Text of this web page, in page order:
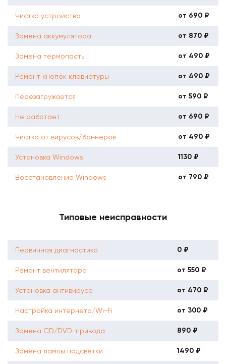
Чистка устройства от 690 ₽
Замена аккумулятора от 870 ₽
Замена термопасты от 490 ₽
Ремонт кнопок клавиатуры от 490 ₽
Перезагружается от 590 ₽
Не работает от 690 ₽
Чистка от вирусов/баннеров от 490 ₽
Установка Windows 1130 ₽
Восстановление Windows от 790 ₽
Типовые неисправности
Первичная диагностика 0 ₽
Ремонт вентилятора от 550 ₽
Установка антивируса от 470 ₽
Настройка интернета/Wi-Fi от 300 ₽
Замена CD/DVD-привода 890 ₽
Замена лампы подсветки 1490 ₽